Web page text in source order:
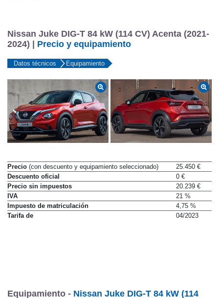
Nissan Juke DIG-T 84 kW (114 CV) Acenta (2021-
2024) | Precio y equipamiento
Datos técnicos Equipamiento
Precio (con descuento y equipamiento seleccionado)
25.450 €
Descuento oficial
0 €
Precio sin impuestos
20.239 €
IVA
21 %
Impuesto de matriculación
4,75 %
Tarifa de
04/2023
Equipamiento - Nissan Juke DIG-T 84 kW (114